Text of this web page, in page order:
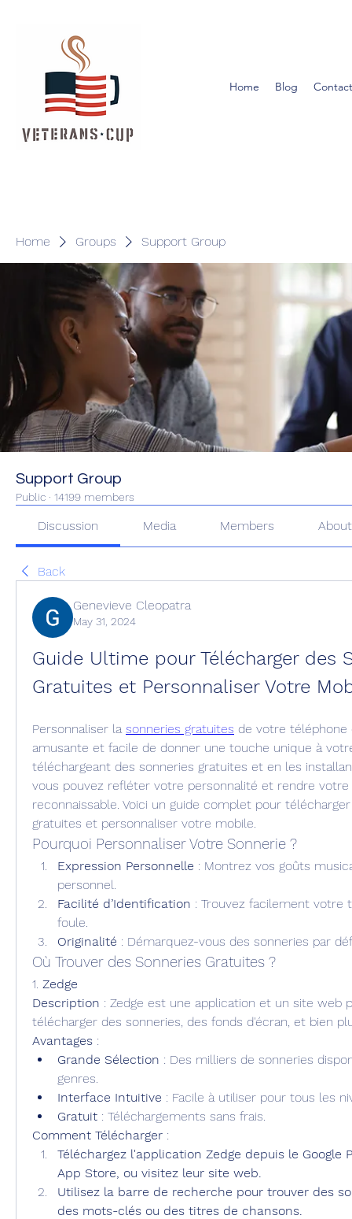
Home Blog
Home Groups Support Group
Support Group
Public · 14199 members
Discussion Media Members About
Back
Genevieve Cleopatra
May 31, 2024
Guide Ultime pour Télécharger des
Gratuites et Personnaliser Votre
Personnaliser la sonneries gratuites de votre téléphone
amusante et facile de donner une touche unique à
téléchargeant des sonneries gratuites et en les
vous pouvez refléter votre personnalité et rendre
reconnaissable. Voici un guide complet pour
gratuites et personnaliser votre mobile.
Pourquoi Personnaliser Votre Sonnerie ?
Expression Personnelle : Montrez vos goûts
personnel.
Facilité d’Identification : Trouvez facilement votre
foule.
Originalité : Démarquez-vous des sonneries par
Où Trouver des Sonneries Gratuites ?
1. Zedge
Description : Zedge est une application et un site web
télécharger des sonneries, des fonds d'écran, et bien
Avantages :
Grande Sélection : Des milliers de sonneries
genres.
Interface Intuitive : Facile à utiliser pour tous les
Gratuit : Téléchargements sans frais.
Comment Télécharger :
Téléchargez l'application Zedge depuis le Google
App Store, ou visitez leur site web.
Utilisez la barre de recherche pour trouver des
des mots-clés ou des titres de chansons.